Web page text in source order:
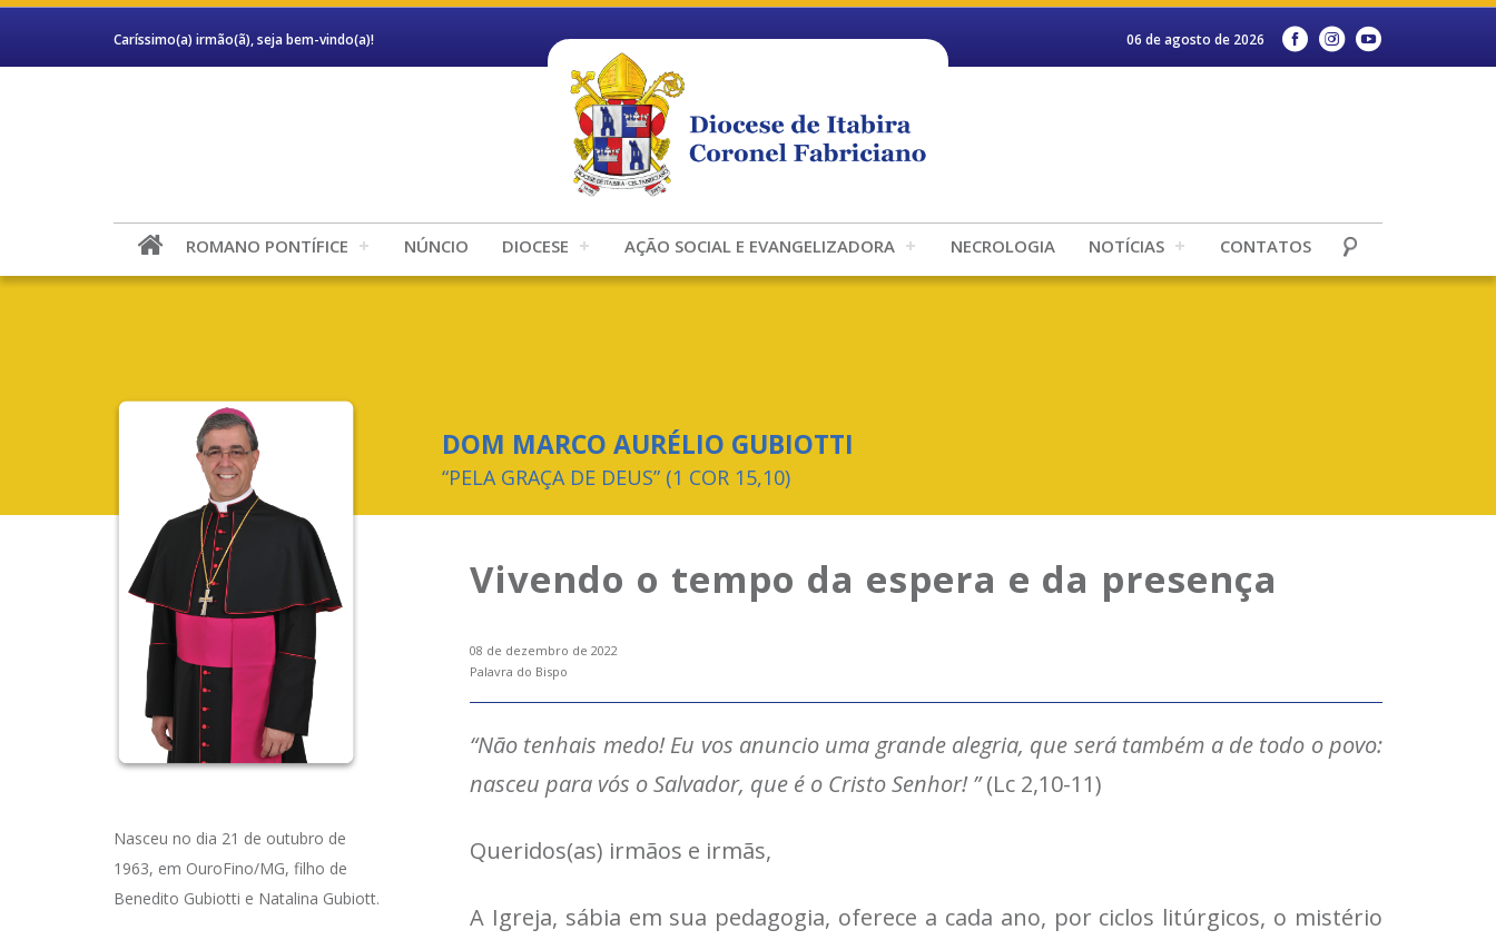
Caríssimo(a) irmão(ã), seja bem-vindo(a)! 06 de agosto de 2026
ROMANO PONTÍFICE NÚNCIO DIOCESE AÇÃO SOCIAL E EVANGELIZADORA NECROLOGIA NOTÍCIAS CONTATOS
DOM MARCO AURÉLIO GUBIOTTI
“PELA GRAÇA DE DEUS” (1 COR 15,10)
Nasceu no dia 21 de outubro de
1963, em OuroFino/MG, filho de
Benedito Gubiotti e Natalina Gubiott.
Vivendo o tempo da espera e da presença
08 de dezembro de 2022
Palavra do Bispo
“Não tenhais medo! Eu vos anuncio uma grande alegria, que será também a de todo o povo:
nasceu para vós o Salvador, que é o Cristo Senhor! ”(Lc 2,10-11)
Queridos(as) irmãos e irmãs,
A Igreja, sábia em sua pedagogia, oferece a cada ano, por ciclos litúrgicos, o mistério